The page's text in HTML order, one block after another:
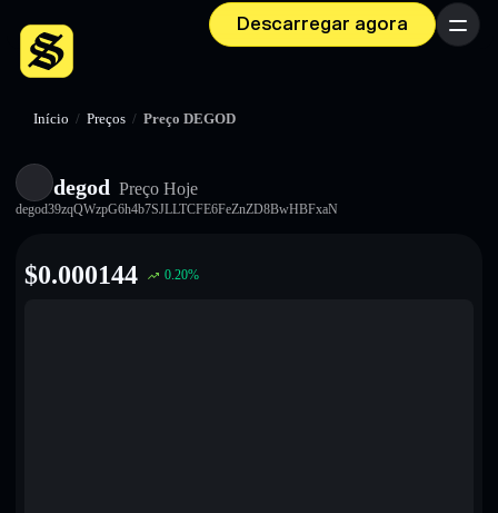
Descarregar agora Menu
Início / Preços / Preço DEGOD
degod Preço Hoje
degod39zqQWzpG6h4b7SJLLTCFE6FeZnZD8BwHBFxaN
$0.000144 0.20%